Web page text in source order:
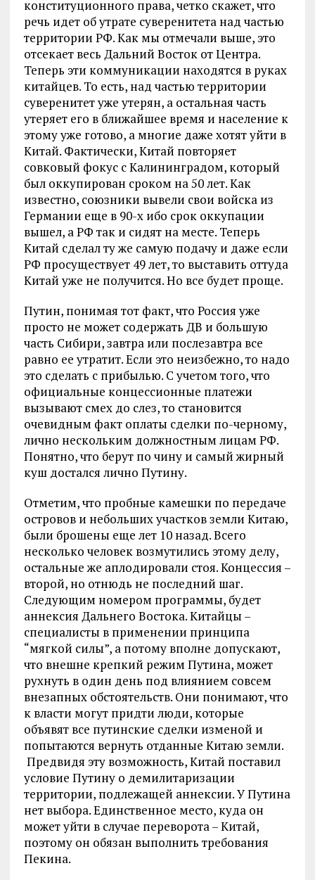
конституционного права, четко скажет, что
речь идет об утрате суверенитета над частью
территории РФ. Как мы отмечали выше, это
отсекает весь Дальний Восток от Центра.
Теперь эти коммуникации находятся в руках
китайцев. То есть, над частью территории
суверенитет уже утерян, а остальная часть
утеряет его в ближайшее время и население к
этому уже готово, а многие даже хотят уйти в
Китай. Фактически, Китай повторяет
совковый фокус с Калининградом, который
был оккупирован сроком на 50 лет. Как
известно, союзники вывели свои войска из
Германии еще в 90-х ибо срок оккупации
вышел, а РФ так и сидят на месте. Теперь
Китай сделал ту же самую подачу и даже если
РФ просуществует 49 лет, то выставить оттуда
Китай уже не получится. Но все будет проще.
Путин, понимая тот факт, что Россия уже
просто не может содержать ДВ и большую
часть Сибири, завтра или послезавтра все
равно ее утратит. Если это неизбежно, то надо
это сделать с прибылью. С учетом того, что
официальные концессионные платежи
вызывают смех до слез, то становится
очевидным факт оплаты сделки по-черному,
лично нескольким должностным лицам РФ.
Понятно, что берут по чину и самый жирный
куш достался лично Путину.
Отметим, что пробные камешки по передаче
островов и небольших участков земли Китаю,
были брошены еще лет 10 назад. Всего
несколько человек возмутились этому делу,
остальные же аплодировали стоя. Концессия –
второй, но отнюдь не последний шаг.
Следующим номером программы, будет
аннексия Дальнего Востока. Китайцы –
специалисты в применении принципа
“мягкой силы”, а потому вполне допускают,
что внешне крепкий режим Путина, может
рухнуть в один день под влиянием совсем
внезапных обстоятельств. Они понимают, что
к власти могут придти люди, которые
объявят все путинские сделки изменой и
попытаются вернуть отданные Китаю земли.
Предвидя эту возможность, Китай поставил
условие Путину о демилитаризации
территории, подлежащей аннексии. У Путина
нет выбора. Единственное место, куда он
может уйти в случае переворота – Китай,
поэтому он обязан выполнить требования
Пекина.